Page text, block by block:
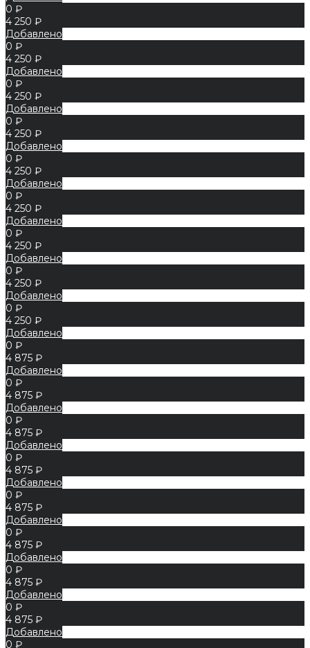
0 ₽
4 250 ₽
Добавлено
0 ₽
4 250 ₽
Добавлено
0 ₽
4 250 ₽
Добавлено
0 ₽
4 250 ₽
Добавлено
0 ₽
4 250 ₽
Добавлено
0 ₽
4 250 ₽
Добавлено
0 ₽
4 250 ₽
Добавлено
0 ₽
4 250 ₽
Добавлено
0 ₽
4 250 ₽
Добавлено
0 ₽
4 875 ₽
Добавлено
0 ₽
4 875 ₽
Добавлено
0 ₽
4 875 ₽
Добавлено
0 ₽
4 875 ₽
Добавлено
0 ₽
4 875 ₽
Добавлено
0 ₽
4 875 ₽
Добавлено
0 ₽
4 875 ₽
Добавлено
0 ₽
4 875 ₽
Добавлено
0 ₽